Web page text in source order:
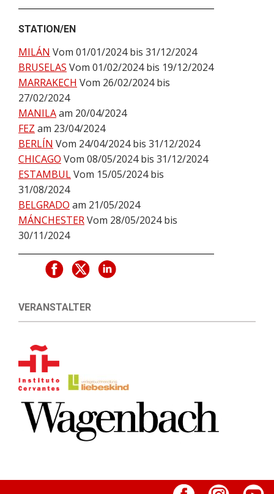
STATION/EN
MILÁN Vom 01/01/2024 bis 31/12/2024
BRUSELAS Vom 01/02/2024 bis 19/12/2024
MARRAKECH Vom 26/02/2024 bis
27/02/2024
MANILAam 20/04/2024
FEZ am 23/04/2024
BERLÍN Vom 24/04/2024 bis 31/12/2024
CHICAGO Vom 08/05/2024 bis 31/12/2024
ESTAMBULVom 15/05/2024 bis
31/08/2024
BELGRADO am 21/05/2024
MÁNCHESTERVom 28/05/2024 bis
30/11/2024
VERANSTALTER